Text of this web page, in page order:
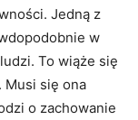
Jedną z
w
To wiąże się
Musi się ona
o zachowanie